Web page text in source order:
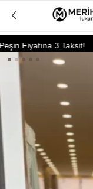
Fiyatına 3 Taksit!